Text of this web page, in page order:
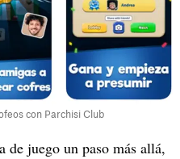
con Parchisi Club
de juego un paso más allá,